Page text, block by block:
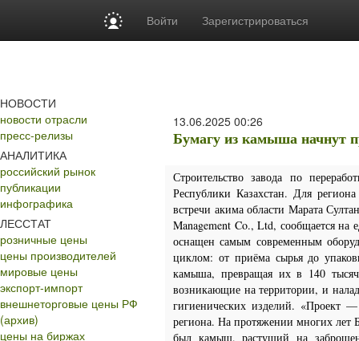
Войти Зарегистрироваться
НОВОСТИ
новости отрасли
пресс-релизы
АНАЛИТИКА
российский рынок
публикации
инфографика
ЛЕССТАТ
розничные цены
цены производителей
мировые цены
экспорт-импорт
внешнеторговые цены РФ
(архив)
цены на биржах
13.06.2025 00:26
Бумагу из камыша начнут
Строительство завода по
Республики Казахстан. Для
встречи акима области Марата
Management Co., Ltd, сообщается на
оснащен самым современным
циклом: от приёма сырья до
камыша, превращая их в 140
возникающие на территории, и
гигиенических изделий. «Проект
региона. На протяжении многих лет
был камыш, растущий на